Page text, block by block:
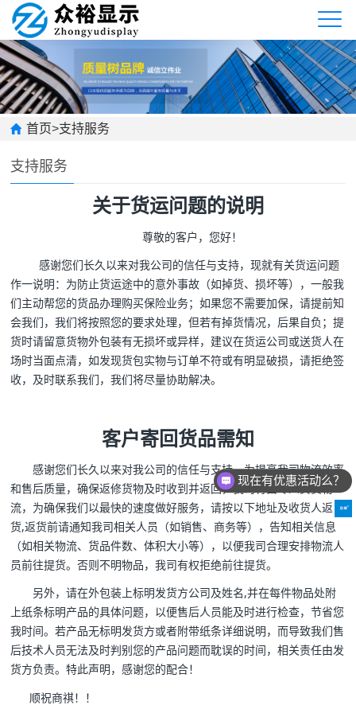
首页>支持服务
支持服务
关于货运问题的说明
尊敬的客户，您好！
感谢您们长久以来对我公司的信任与支持，现就有关货运问题
作一说明：为防止货运途中的意外事故（如掉货、损坏等），一般我
们主动帮您的货品办理购买保险业务；如果您不需要加保，请提前知
会我们，我们将按照您的要求处理，但若有掉货情况，后果自负；提
货时请留意货物外包装有无损坏或异样，建议在货运公司或送货人在
场时当面点清，如发现货包实物与订单不符或有明显破损，请拒绝签
收，及时联系我们，我们将尽量协助解决。
客户寄回货品需知
感谢您们长久以来对我公司的信任与支持，为提高我司物流效率
和售后质量，确保返修货物及时收到并返回，我司将由专人负责物
流，为确保我们以最快的速度做好服务，请按以下地址及收货人返
货,返货前请通知我司相关人员（如销售、商务等），告知相关信息
（如相关物流、货品件数、体积大小等），以便我司合理安排物流人
员前往提货。否则不明物品，我司有权拒绝前往提货。
另外，请在外包装上标明发货方公司及姓名,并在每件物品处附
上纸条标明产品的具体问题，以便售后人员能及时进行检查，节省您
我时间。若产品无标明发货方或者附带纸条详细说明，而导致我们售
后技术人员无法及时判别您的产品问题而耽误的时间，相关责任由发
货方负责。特此声明，感谢您的配合！
顺祝商祺！！
现在有优惠活动么？